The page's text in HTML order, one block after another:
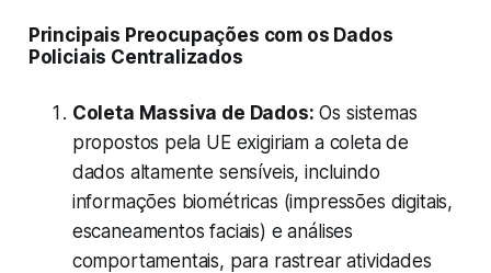
Principais Preocupações com os Dados
Policiais Centralizados
Coleta Massiva de Dados: Os sistemas
propostos pela UE exigiriam a coleta de
dados altamente sensíveis, incluindo
informações biométricas (impressões digitais,
escaneamentos faciais) e análises
comportamentais, para rastrear atividades